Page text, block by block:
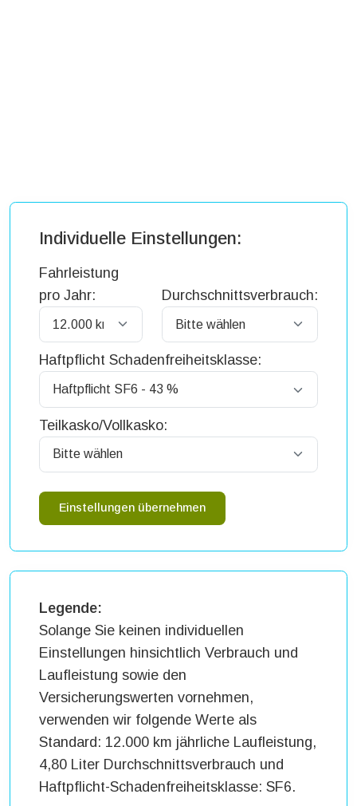
Individuelle Einstellungen:
Fahrleistung
pro Jahr:
Durchschnittsverbrauch:
Haftpflicht Schadenfreiheitsklasse:
Teilkasko/Vollkasko:
Einstellungen übernehmen
Legende:
Solange Sie keinen individuellen
Einstellungen hinsichtlich Verbrauch und
Laufleistung sowie den
Versicherungswerten vornehmen,
verwenden wir folgende Werte als
Standard: 12.000 km jährliche Laufleistung,
4,80 Liter Durchschnittsverbrauch und
Haftpflicht-Schadenfreiheitsklasse: SF6.